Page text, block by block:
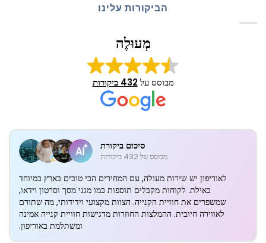
הביקורות עלינו
מְעוּלֶה
מבוסס על432 ביקורות
סיכום ביקורת
מבוסס על 432 ביקורות
לאוריפון יש שירות מעולה, עם המחירים הכי טובים בארץ במיוחד
באילת. לקוחות מקבלים תוספות כמו מגני מסך וסרטון וידאו,
שמשפרים את חוויית הקנייה. הצוות מקצועי וידידותי, מה שתורם
לאווירה חיובית. ההמלצות החוזרות מדגישות חוויית קנייה אמינה
ומשתלמת באוריפון.